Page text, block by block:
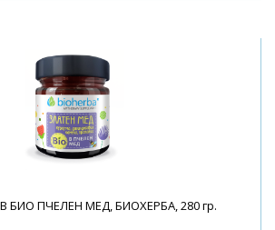
БИО ПЧЕЛЕН МЕД, БИОХЕРБА, 280 гр.